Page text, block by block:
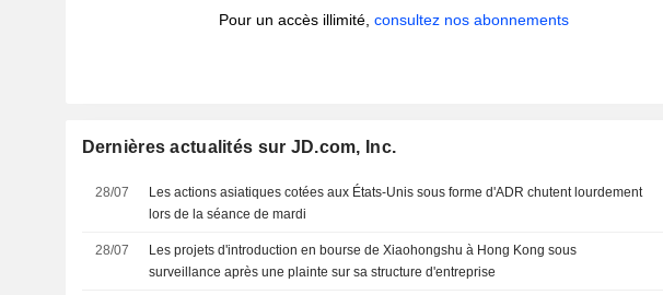
Pour un accès illimité,consultez nos abonnements
Dernières actualités sur JD.com, Inc.
28/07
Les actions asiatiques cotées aux États-Unis sous forme d'ADR chutent lourdement
lors de la séance de mardi
28/07
Les projets d'introduction en bourse de Xiaohongshu à Hong Kong sous
surveillance après une plainte sur sa structure d'entreprise